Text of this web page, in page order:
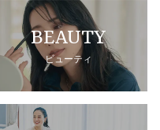
BEAUTY
ビューティ